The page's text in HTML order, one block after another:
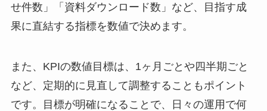
せ件数」「資料ダウンロード数」など、目指す成
果に直結する指標を数値で決めます。
また、KPIの数値目標は、1ヶ月ごとや四半期ごと
など、定期的に見直して調整することもポイント
です。目標が明確になることで、日々の運用で何